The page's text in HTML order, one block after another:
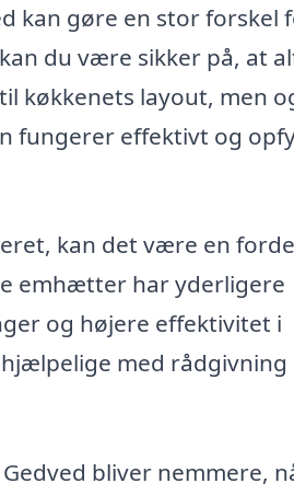
kan gøre en stor forskel
du være sikker på, at
køkkenets layout, men
fungerer effektivt og
kan det være en
emhætter har yderligere
og højere effektivitet i
med rådgivning
bliver nemmere,